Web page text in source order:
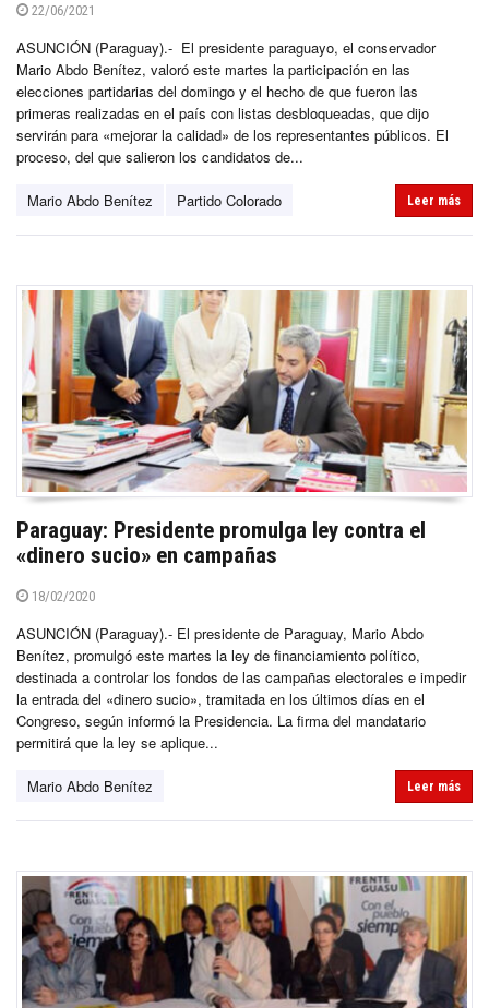
22/06/2021
ASUNCIÓN (Paraguay).- El presidente paraguayo, el conservador
Mario Abdo Benítez, valoró este martes la participación en las
elecciones partidarias del domingo y el hecho de que fueron las
primeras realizadas en el país con listas desbloqueadas, que dijo
servirán para «mejorar la calidad» de los representantes públicos. El
proceso, del que salieron los candidatos de...
Mario Abdo Benítez Partido Colorado Leer más
Paraguay: Presidente promulga ley contra el
«dinero sucio» en campañas
18/02/2020
ASUNCIÓN (Paraguay).- El presidente de Paraguay, Mario Abdo
Benítez, promulgó este martes la ley de financiamiento político,
destinada a controlar los fondos de las campañas electorales e impedir
la entrada del «dinero sucio», tramitada en los últimos días en el
Congreso, según informó la Presidencia. La firma del mandatario
permitirá que la ley se aplique...
Mario Abdo Benítez Leer más